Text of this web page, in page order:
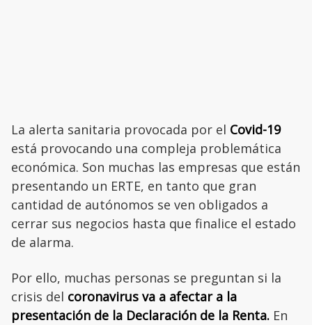
La alerta sanitaria provocada por el Covid-19
está provocando una compleja problemática
económica. Son muchas las empresas que están
presentando un ERTE, en tanto que gran
cantidad de autónomos se ven obligados a
cerrar sus negocios hasta que finalice el estado
de alarma.
Por ello, muchas personas se preguntan si la
crisis del coronavirus va a afectar a la
presentación de la Declaración de la Renta. En